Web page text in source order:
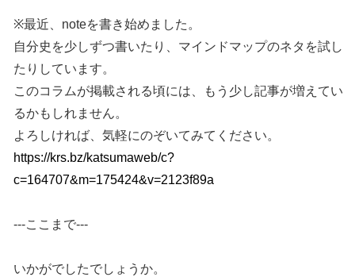
※最近、noteを書き始めました。
自分史を少しずつ書いたり、マインドマップのネタを試し
たりしています。
このコラムが掲載される頃には、もう少し記事が増えてい
るかもしれません。
よろしければ、気軽にのぞいてみてください。
https://krs.bz/katsumaweb/c?
c=164707&m=175424&v=2123f89a
---ここまで---
いかがでしたでしょうか。